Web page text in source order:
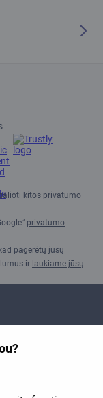
kitos privatumo
privatumo
pagerėtų jūsų
ir laukiame jūsų